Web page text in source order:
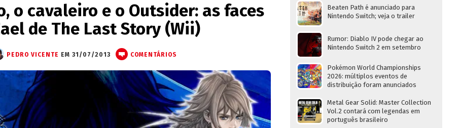
o cavaleiro e o Outsider: as faces
de The Last Story (Wii)
PEDRO VICENTE EM 31/07/2013 COMENTÁRIOS
Beaten Path é anunciado para
Nintendo Switch; veja o trailer
Rumor: Diablo IV pode chegar ao
Nintendo Switch 2 em setembro
Pokémon World Championships
2026: múltiplos eventos de
distribuição foram anunciados
Metal Gear Solid: Master Collection
Vol.2 contará com legendas em
português brasileiro